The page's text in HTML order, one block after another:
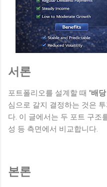
서론
포트폴리오를 설계할 때 '배
심으로 갈지 결정하는 것은
다. 이 글에서는 두 포트 구조
성 등 측면에서 비교합니다.
본론